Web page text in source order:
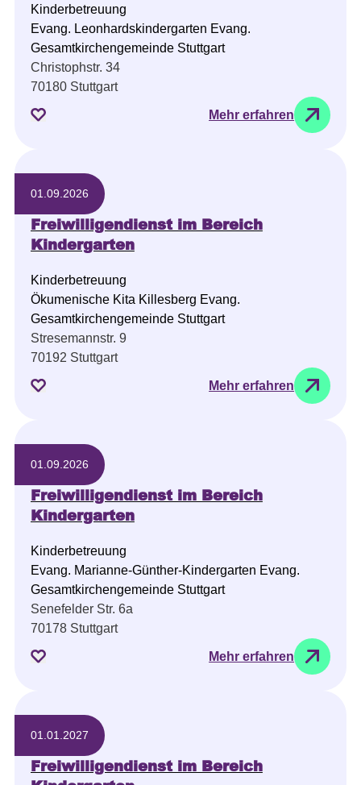
Kinderbetreuung
Evang. Leonhardskindergarten Evang.
Gesamtkirchengemeinde Stuttgart
Christophstr. 34
70180 Stuttgart
Mehr erfahren
01.09.2026
Freiwilligendienst im Bereich
Kindergarten
Kinderbetreuung
Ökumenische Kita Killesberg Evang.
Gesamtkirchengemeinde Stuttgart
Stresemannstr. 9
70192 Stuttgart
Mehr erfahren
01.09.2026
Freiwilligendienst im Bereich
Kindergarten
Kinderbetreuung
Evang. Marianne-Günther-Kindergarten Evang.
Gesamtkirchengemeinde Stuttgart
Senefelder Str. 6a
70178 Stuttgart
Mehr erfahren
01.01.2027
Freiwilligendienst im Bereich